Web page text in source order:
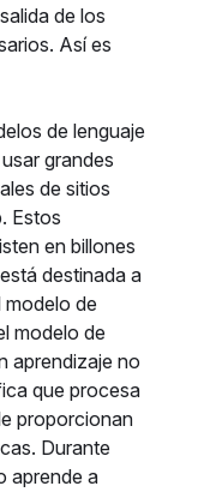
de los
Así es
de lenguaje
grandes
de sitios
Estos
en billones
destinada a
modelo de
modelo de
aprendizaje no
que procesa
proporcionan
Durante
aprende a